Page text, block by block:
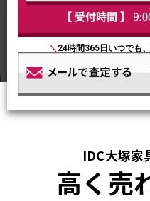
＼ 24時間365日いつでも
IDC大塚家
高く売